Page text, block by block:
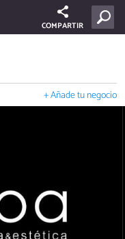
COMPARTIR
+ Añade tu negocio